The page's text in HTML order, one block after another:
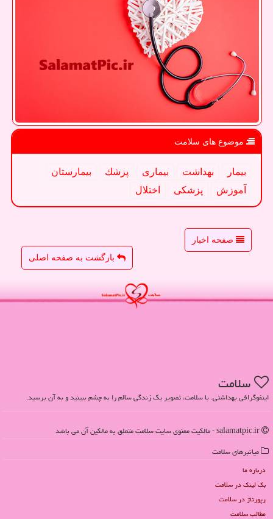
موضوع های سلامت
بیمار بهداشت بیماری پزشك
بیمارستان
آموزش
پزشكی اختلال
صفحه اخبار
بازگشت به صفحه اصلی
سلامت
اینفوگرافی بهداشتی. با سلامت، تصویر یک زندگی سالم را به چشم ببینید و به آن برسید.
میانبرهای سلامت
درباره ما
بک لینک در سلامت
رپورتاژ در سلامت
مطالب سلامت